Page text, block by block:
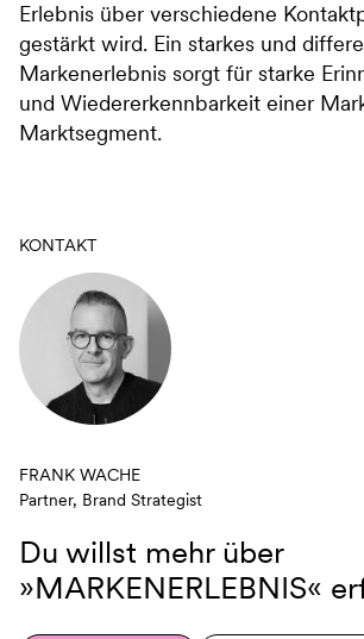
Erlebnis über verschiedene
gestärkt wird. Ein starkes und
Markenerlebnis sorgt für starke
und Wiedererkennbarkeit einer
Marktsegment.
KONTAKT
FRANK WACHE
Partner, Brand Strategist
Du willst mehr über
»MARKENERLEBNIS«